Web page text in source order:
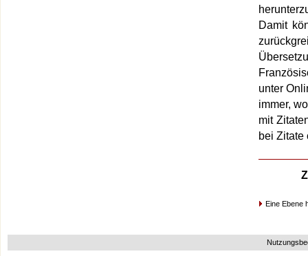
Damit
unter
immer,
mit
bei Zitate
Eine Ebene